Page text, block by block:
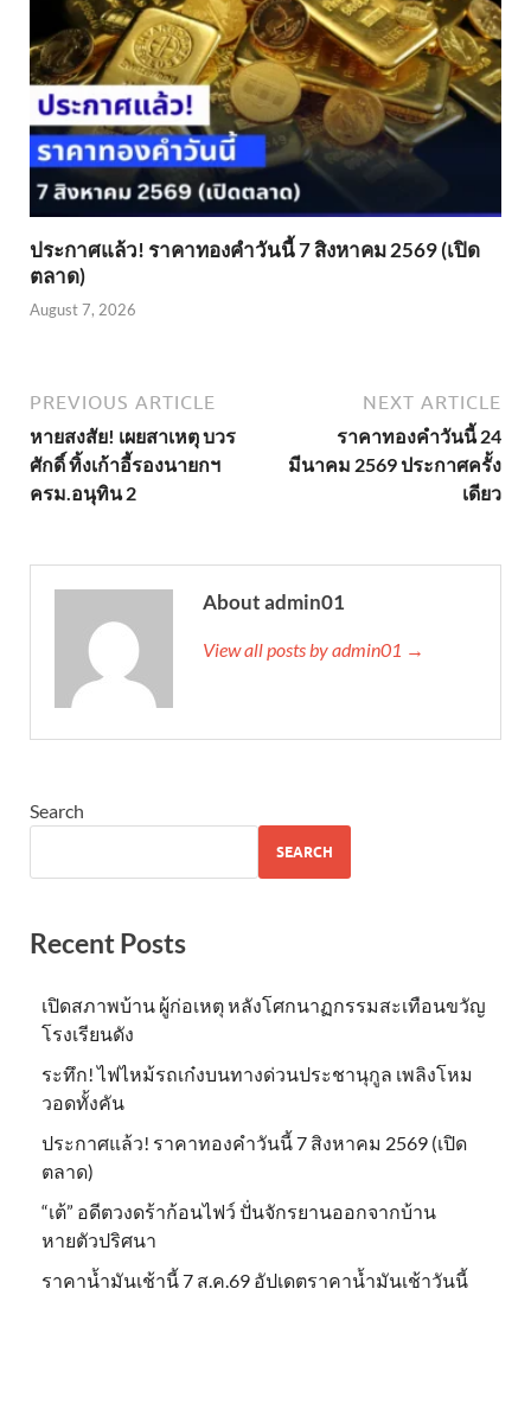
ประกาศแล้ว! ราคาทองคำวันนี้ 7 สิงหาคม 2569 (เปิด
ตลาด)
August 7, 2026
PREVIOUS ARTICLE
หายสงสัย! เผยสาเหตุ บวร
ศักดิ์ ทิ้งเก้าอี้รองนายกฯ
ครม.อนุทิน 2
NEXT ARTICLE
ราคาทองคำวันนี้ 24
มีนาคม 2569 ประกาศครั้ง
เดียว
About admin01
View all posts by admin01 →
Search
SEARCH
Recent Posts
เปิดสภาพบ้าน ผู้ก่อเหตุ หลังโศกนาฏกรรมสะเทือนขวัญ
โรงเรียนดัง
ระทึก! ไฟไหม้รถเก๋งบนทางด่วนประชานุกูล เพลิงโหม
วอดทั้งคัน
ประกาศแล้ว! ราคาทองคำวันนี้ 7 สิงหาคม 2569 (เปิด
ตลาด)
“เต้” อดีตวงดร้าก้อนไฟว์ ปั่นจักรยานออกจากบ้าน
หายตัวปริศนา
ราคาน้ำมันเช้านี้ 7 ส.ค.69 อัปเดตราคาน้ำมันเช้าวันนี้